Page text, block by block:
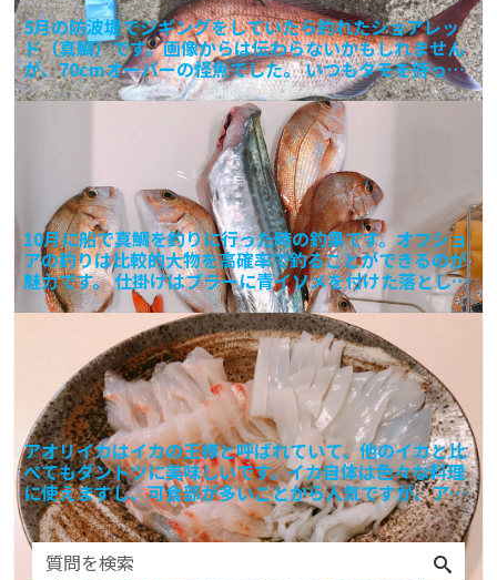
5月の防波堤でジギングをしていたら釣れたショアレッ
ド（真鯛）です。画像からは伝わらないかもしれません
が、70cmオーバーの怪魚でした。 いつもタモを持って
いかな
10月に船で真鯛を釣りに行った時の釣果です。オフショ
アの釣りは比較的大物を高確率で釣ることができるのが
魅力です。 仕掛けはブラーに青イソメを付けた落とし込
み釣り
アオリイカはイカの王様と呼ばれていて、他のイカと比
べてもダントツに美味しいです。イカ自体は色々な料理
に使えますし、可食部が多いことから人気ですが、アオ
リイカは断